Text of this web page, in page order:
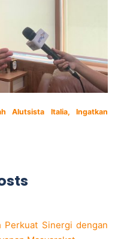
Alutsista Italia, Ingatkan
Perkuat Sinergi dengan